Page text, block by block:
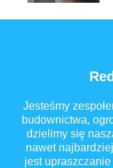
Jesteśmy
budownictwa,
dzielimy się
nawet
jest